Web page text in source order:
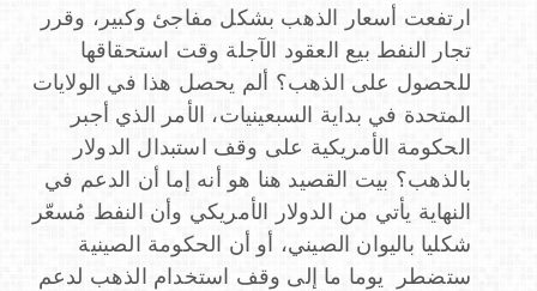
ارتفعت أسعار الذهب بشكل مفاجئ وكبير، وقرر
تجار النفط بيع العقود الآجلة وقت استحقاقها
للحصول على الذهب؟ ألم يحصل هذا في الولايات
المتحدة في بداية السبعينيات، الأمر الذي أجبر
الحكومة الأمريكية على وقف استبدال الدولار
بالذهب؟ بيت القصيد هنا هو أنه إما أن الدعم في
النهاية يأتي من الدولار الأمريكي وأن النفط مُسعّر
شكليا باليوان الصيني، أو أن الحكومة الصينية
ستضطر يوما ما إلى وقف استخدام الذهب لدعم